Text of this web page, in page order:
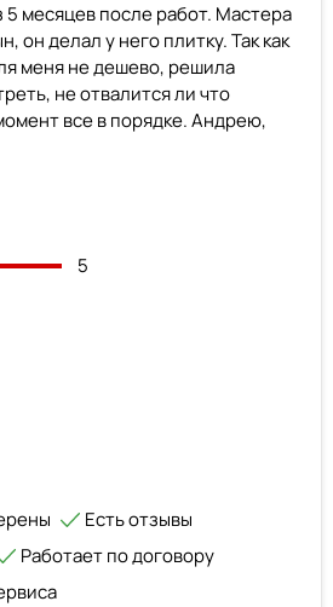
месяцев после работ. Мастера
он делал у него плитку. Так как
меня не дешево, решила
не отвалится ли что
все в порядке. Андрею,
5
Есть отзывы
Работает по договору